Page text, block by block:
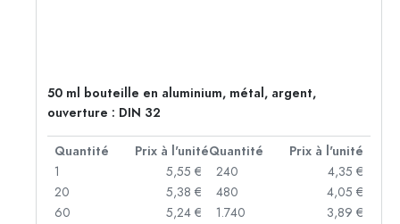
50 ml bouteille en aluminium, métal, argent,
ouverture : DIN 32
Quantité Prix à l'unitéQuantité
Prix à l'unité
1
5,55 €
20
5,38 €
60
5,24 €
240
4,35 €
480
4,05 €
1.740
3,89 €